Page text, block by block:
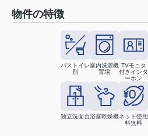
物件の特徴
バストイレ
別
室内洗濯機
置場
TVモニタ
付きインタ
ーホン
独立洗面台浴室乾燥機ネット使用
料無料